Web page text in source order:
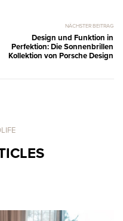
NÄCHSTER BEITRAG
Design und Funktion in
Perfektion: Die Sonnenbrillen
Kollektion von Porsche Design